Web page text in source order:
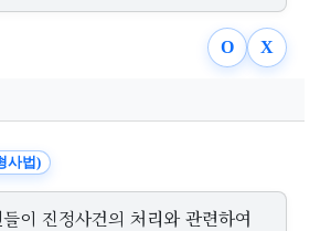
O X
사법)
이 진정사건의 처리와 관련하여